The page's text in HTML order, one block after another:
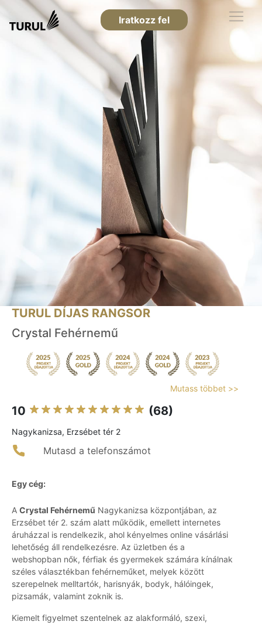
Iratkozz fel
TURUL DÍJAS RANGSOR
Crystal Fehérnemű
Mutass többet >>
10 (68)
Nagykanizsa, Erzsébet tér 2
Mutasd a telefonszámot
Egy cég:
A Crystal Fehérnemű Nagykanizsa központjában, az
Erzsébet tér 2. szám alatt működik, emellett internetes
áruházzal is rendelkezik, ahol kényelmes online vásárlási
lehetőség áll rendelkezésre. Az üzletben és a
webshopban nők, férfiak és gyermekek számára kínálnak
széles választékban fehérneműket, melyek között
szerepelnek melltartók, harisnyák, bodyk, hálóingek,
pizsamák, valamint zoknik is.
Kiemelt figyelmet szentelnek az alakformáló, szexi,